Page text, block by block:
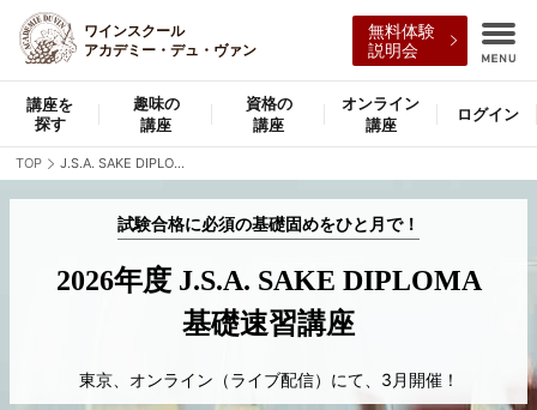
ワインスクール
アカデミー・デュ・ヴァン
無料体験
説明会
講座を
探す
趣味の
講座
資格の
講座
オンライン
講座
ログイン
TOP J.S.A. SAKE DIPLOMA 基礎速習講座
試験合格に必須の基礎固めをひと月で！
2026年度 J.S.A. SAKE DIPLOMA
基礎速習講座
東京、オンライン（ライブ配信）にて、3月開催！